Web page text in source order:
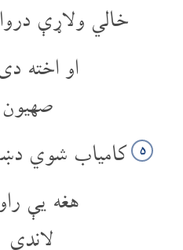
خالي ولاړې
او اخته
صهیون
۵ کامیاب شوي
هغه یې
لاندې